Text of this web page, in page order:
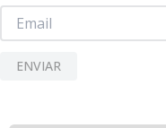
ENVIAR